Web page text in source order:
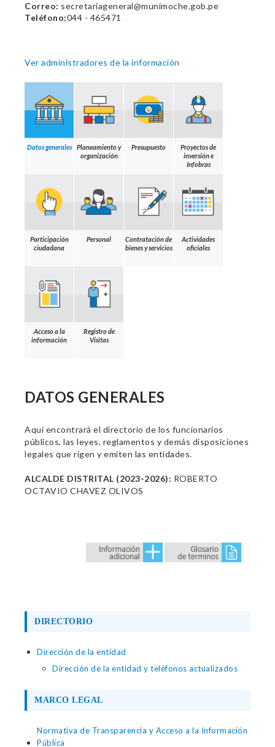
Correo: secretariageneral@munimoche.gob.pe
Teléfono:044 - 465471
Ver administradores de la información
Datos generales
Planeamiento y
organización
Presupuesto
Proyectos de
inversión e
Infobras
Participación
ciudadana
Personal
Contratación de
bienes y servicios
Actividades
oficiales
Acceso a la
información
Registro de
Visitas
DATOS GENERALES
Aquí encontrará el directorio de los funcionarios
públicos, las leyes, reglamentos y demás disposiciones
legales que rigen y emiten las entidades.
ALCALDE DISTRITAL (2023-2026): ROBERTO
OCTAVIO CHAVEZ OLIVOS
DIRECTORIO
Dirección de la entidad
Dirección de la entidad y teléfonos actualizados
MARCO LEGAL
Normativa de Transparencia y Acceso a la Información
Pública